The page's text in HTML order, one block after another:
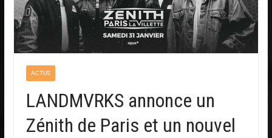
ACTUS
LANDMVRKS annonce un
Zénith de Paris et un nouvel